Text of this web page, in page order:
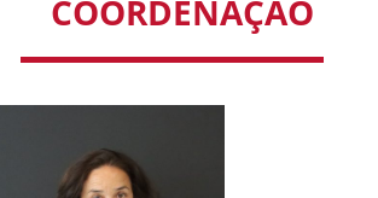
COORDENAÇÃO